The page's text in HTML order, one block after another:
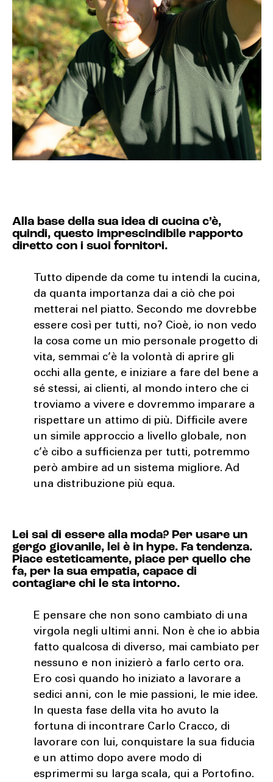
Alla base della sua idea di cucina c’è,
quindi, questo imprescindibile rapporto
diretto con i suoi fornitori.
Tutto dipende da come tu intendi la cucina,
da quanta importanza dai a ciò che poi
metterai nel piatto. Secondo me dovrebbe
essere così per tutti, no? Cioè, io non vedo
la cosa come un mio personale progetto di
vita, semmai c’è la volontà di aprire gli
occhi alla gente, e iniziare a fare del bene a
sé stessi, ai clienti, al mondo intero che ci
troviamo a vivere e dovremmo imparare a
rispettare un attimo di più. Difficile avere
un simile approccio a livello globale, non
c’è cibo a sufficienza per tutti, potremmo
però ambire ad un sistema migliore. Ad
una distribuzione più equa.
Lei sai di essere alla moda? Per usare un
gergo giovanile, lei è in hype. Fa tendenza.
Piace esteticamente, piace per quello che
fa, per la sua empatia, capace di
contagiare chi le sta intorno.
E pensare che non sono cambiato di una
virgola negli ultimi anni. Non è che io abbia
fatto qualcosa di diverso, mai cambiato per
nessuno e non inizierò a farlo certo ora.
Ero così quando ho iniziato a lavorare a
sedici anni, con le mie passioni, le mie idee.
In questa fase della vita ho avuto la
fortuna di incontrare Carlo Cracco, di
lavorare con lui, conquistare la sua fiducia
e un attimo dopo avere modo di
esprimermi su larga scala, qui a Portofino.